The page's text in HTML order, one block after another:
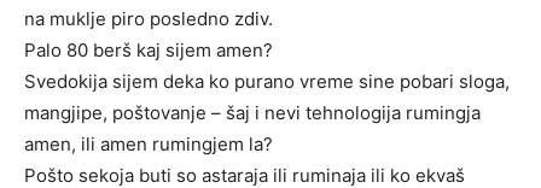
na muklje piro posledno zdiv.
Palo 80 berš kaj sijem amen?
Svedokija sijem deka ko purano vreme sine pobari sloga,
mangjipe, poštovanje – šaj i nevi tehnologija rumingja
amen, ili amen rumingjem la?
Pošto sekoja buti so astaraja ili ruminaja ili ko ekvaš